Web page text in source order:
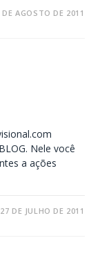
DE AGOSTO DE 2011
Nele você
a ações
27 DE JULHO DE 2011